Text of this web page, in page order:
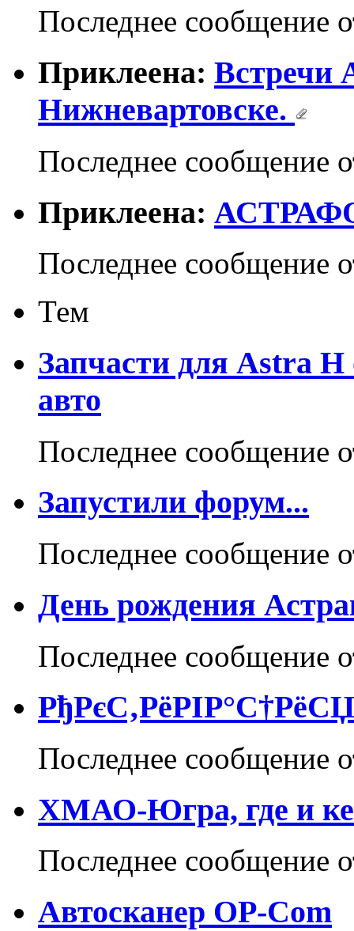
Последнее сообщение
Приклеена: Встречи
Нижневартовске.
Последнее сообщение
Приклеена:
Последнее сообщение
Тем
Запчасти для Astra
авто
Последнее сообщение
Запустили форум...
Последнее сообщение
День рождения
Последнее сообщение
Последнее сообщение
ХМАО-Югра, где и
Последнее сообщение
Автосканер OP-Com